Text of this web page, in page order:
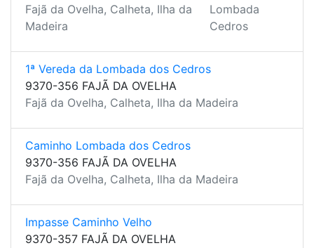
Fajã da Ovelha, Calheta, Ilha da
Madeira
Lombada
Cedros
1ª Vereda da Lombada dos Cedros
9370-356 FAJÃ DA OVELHA
Fajã da Ovelha, Calheta, Ilha da Madeira
Caminho Lombada dos Cedros
9370-356 FAJÃ DA OVELHA
Fajã da Ovelha, Calheta, Ilha da Madeira
Impasse Caminho Velho
9370-357 FAJÃ DA OVELHA